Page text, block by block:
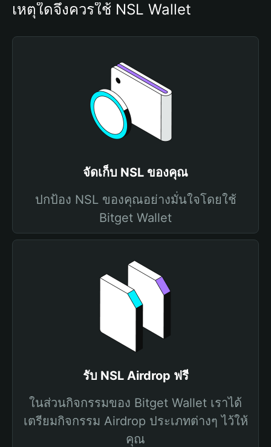
เหตุใดจึงควรใช้ NSL Wallet
จัดเก็บ NSL ของคุณ
ปกป้อง NSL ของคุณอย่างมั่นใจโดยใช้
Bitget Wallet
รับ NSL Airdrop ฟรี
ในส่วนกิจกรรมของ Bitget Wallet เราได้
เตรียมกิจกรรม Airdrop ประเภทต่างๆ ไว้ให้
คุณ